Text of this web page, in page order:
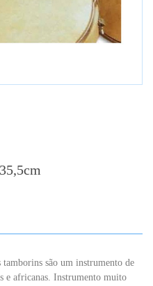
são um instrumento de
e africanas. Instrumento muito